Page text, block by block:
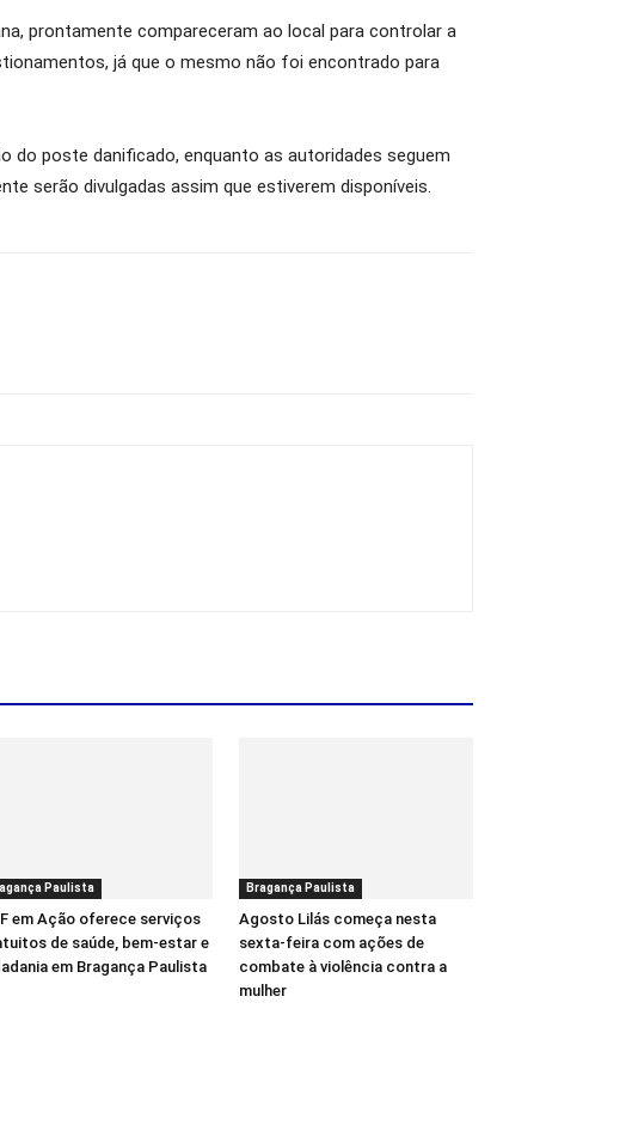
prontamente compareceram ao local para controlar a
já que o mesmo não foi encontrado para
do poste danificado, enquanto as autoridades seguem
serão divulgadas assim que estiverem disponíveis.
Paulista
em Ação oferece serviços
de saúde, bem-estar e
em Bragança Paulista
Bragança Paulista
Agosto Lilás começa nesta
sexta-feira com ações de
combate à violência contra a
mulher